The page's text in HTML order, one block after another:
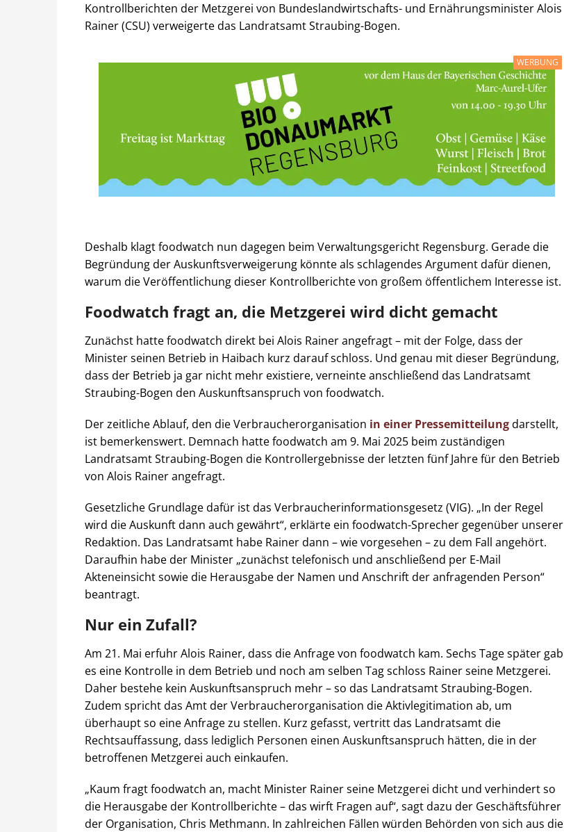
Kontrollberichten der Metzgerei von Bundeslandwirtschafts- und Ernährungsminister Alois
Rainer (CSU) verweigerte das Landratsamt Straubing-Bogen.
WERBUNG
Deshalb klagt foodwatch nun dagegen beim Verwaltungsgericht Regensburg. Gerade die
Begründung der Auskunftsverweigerung könnte als schlagendes Argument dafür dienen,
warum die Veröffentlichung dieser Kontrollberichte von großem öffentlichem Interesse ist.
Foodwatch fragt an, die Metzgerei wird dicht gemacht
Zunächst hatte foodwatch direkt bei Alois Rainer angefragt – mit der Folge, dass der
Minister seinen Betrieb in Haibach kurz darauf schloss. Und genau mit dieser Begründung,
dass der Betrieb ja gar nicht mehr existiere, verneinte anschließend das Landratsamt
Straubing-Bogen den Auskunftsanspruch von foodwatch.
Der zeitliche Ablauf, den die Verbraucherorganisation in einer Pressemitteilungdarstellt,
ist bemerkenswert. Demnach hatte foodwatch am 9. Mai 2025 beim zuständigen
Landratsamt Straubing-Bogen die Kontrollergebnisse der letzten fünf Jahre für den Betrieb
von Alois Rainer angefragt.
Gesetzliche Grundlage dafür ist das Verbraucherinformationsgesetz (VIG). „In der Regel
wird die Auskunft dann auch gewährt“, erklärte ein foodwatch-Sprecher gegenüber unserer
Redaktion. Das Landratsamt habe Rainer dann – wie vorgesehen – zu dem Fall angehört.
Daraufhin habe der Minister „zunächst telefonisch und anschließend per E-Mail
Akteneinsicht sowie die Herausgabe der Namen und Anschrift der anfragenden Person“
beantragt.
Nur ein Zufall?
Am 21. Mai erfuhr Alois Rainer, dass die Anfrage von foodwatch kam. Sechs Tage später gab
es eine Kontrolle in dem Betrieb und noch am selben Tag schloss Rainer seine Metzgerei.
Daher bestehe kein Auskunftsanspruch mehr – so das Landratsamt Straubing-Bogen.
Zudem spricht das Amt der Verbraucherorganisation die Aktivlegitimation ab, um
überhaupt so eine Anfrage zu stellen. Kurz gefasst, vertritt das Landratsamt die
Rechtsauffassung, dass lediglich Personen einen Auskunftsanspruch hätten, die in der
betroffenen Metzgerei auch einkaufen.
„Kaum fragt foodwatch an, macht Minister Rainer seine Metzgerei dicht und verhindert so
die Herausgabe der Kontrollberichte – das wirft Fragen auf“, sagt dazu der Geschäftsführer
der Organisation, Chris Methmann. In zahlreichen Fällen würden Behörden von sich aus die